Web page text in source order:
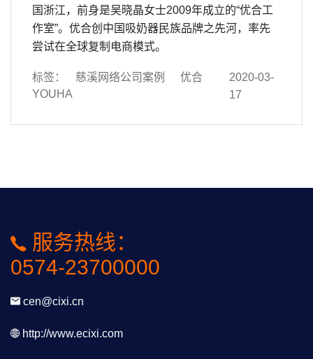
国浙江，前身是吴晓晶女士2009年成立的“优合工
作室”。优合创中国吸奶器民族品牌之先河，率先
尝试在全球复制电商模式。
标签： 慈溪网络公司案例
优合
YOUHA
2020-03-
17
服务热线：
0574-23700000
cen@cixi.cn
http://www.ecixi.com